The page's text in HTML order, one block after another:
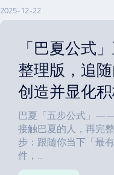
2025-12-22
「巴夏公式
整理版，追
创造并显化
巴夏「五步公式」——
接触巴夏的人，再完
步：跟随你当下「最
件，...